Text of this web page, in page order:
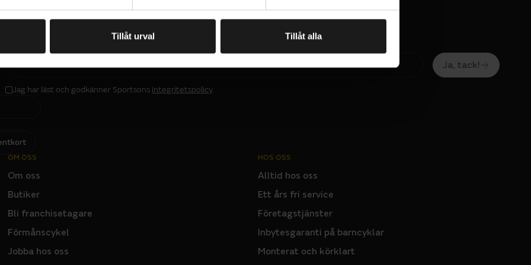
Tillåt urval Tillåt alla
E
A
I
Jag har läst och godkänner Sportsons integritetspolicy.
Ja, tack!
OM OSS
Om oss
Butiker
Bli franchisetagare
Förmånscykel
Jobba hos oss
HOS OSS
Alltid hos oss
Ett års fri service
Företagstjänster
Inbytesgaranti på barncyklar
Monterat och körklart